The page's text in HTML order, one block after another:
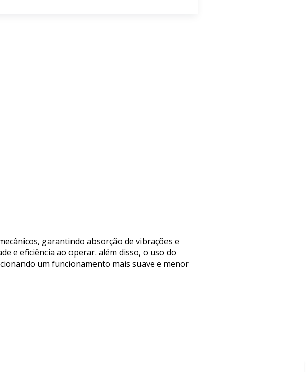
garantindo absorção de vibrações e
e eficiência ao operar. além disso, o uso do
um funcionamento mais suave e menor